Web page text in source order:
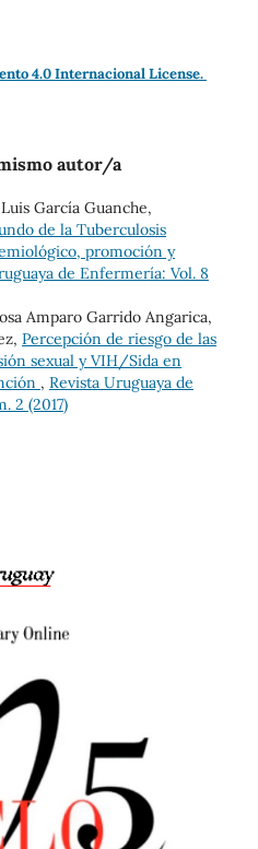
4.0 Internacional License.
autor/a
García Guanche,
de la Tuberculosis
promoción y
de Enfermería: Vol. 8
Amparo Garrido Angarica,
Percepción de riesgo de las
sexual y VIH/Sida en
, Revista Uruguaya de
2 (2017)